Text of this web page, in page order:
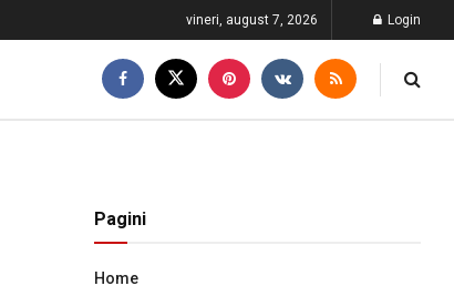
vineri, august 7, 2026 Login
Pagini
Home